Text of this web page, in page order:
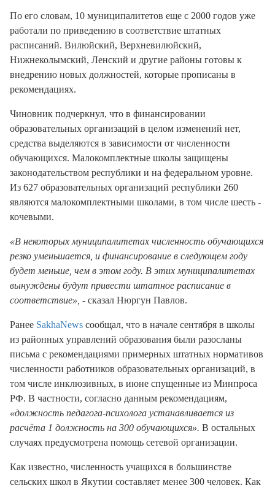
По его словам, 10 муниципалитетов еще с 2000 годов уже
работали по приведению в соответствие штатных
расписаний. Вилюйский, Верхневилюйский,
Нижнеколымский, Ленский и другие районы готовы к
внедрению новых должностей, которые прописаны в
рекомендациях.
Чиновник подчеркнул, что в финансировании
образовательных организаций в целом изменений нет,
средства выделяются в зависимости от численности
обучающихся. Малокомплектные школы защищены
законодательством республики и на федеральном уровне.
Из 627 образовательных организаций республики 260
являются малокомплектными школами, в том числе шесть -
кочевыми.
«В некоторых муниципалитетах численность обучающихся
резко уменьшается, и финансирование в следующем году
будет меньше, чем в этом году. В этих муниципалитетах
вынуждены будут привести штатное расписание в
соответствие», - сказал Нюргун Павлов.
Ранее SakhaNews сообщал, что в начале сентября в школы
из районных управлений образования были разосланы
письма с рекомендациями примерных штатных нормативов
численности работников образовательных организаций, в
том числе инклюзивных, в июне спущенные из Минпроса
РФ. В частности, согласно данным рекомендациям,
«должность педагога-психолога устанавливается из
расчёта 1 должность на 300 обучающихся». В остальных
случаях предусмотрена помощь сетевой организации.
Как известно, численность учащихся в большинстве
сельских школ в Якутии составляет менее 300 человек. Как